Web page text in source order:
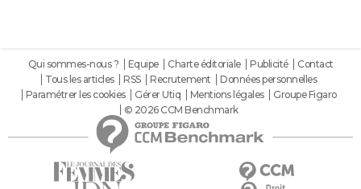
Qui sommes-nous ? Equipe Charte éditoriale Publicité
Contact
Tous les articles
RSS Recrutement
Données personnelles
Paramétrer les cookies
Gérer Utiq Mentions légales
Groupe Figaro
© 2026 CCM Benchmark